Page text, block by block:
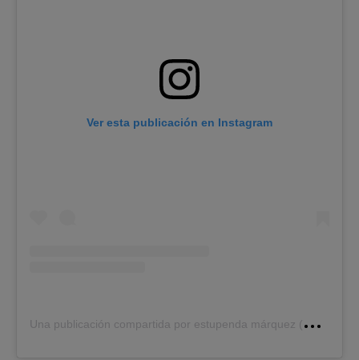
Ver esta publicación en Instagram
U
na publicación compartida por estupenda márquez (@estupendamarquez)